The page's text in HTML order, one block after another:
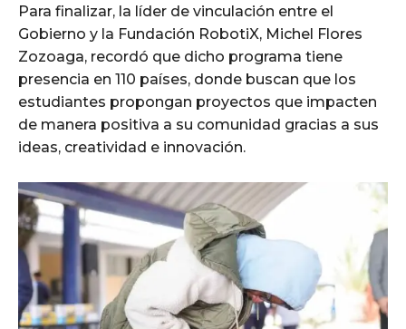
Para finalizar, la líder de vinculación entre el
Gobierno y la Fundación RobotiX, Michel Flores
Zozoaga, recordó que dicho programa tiene
presencia en 110 países, donde buscan que los
estudiantes propongan proyectos que impacten
de manera positiva a su comunidad gracias a sus
ideas, creatividad e innovación.